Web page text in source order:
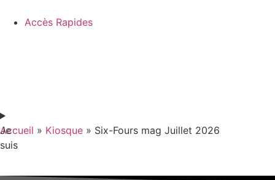
Accès Rapides
Je
suis
Accueil » Kiosque » Six-Fours mag Juillet 2026